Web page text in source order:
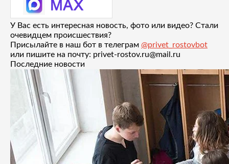
У Вас есть интересная новость, фото или видео? Стали
очевидцем происшествия?
Присылайте в наш бот в телеграм @privet_rostovbot
или пишите на почту: privet-rostov.ru@mail.ru
Последние новости